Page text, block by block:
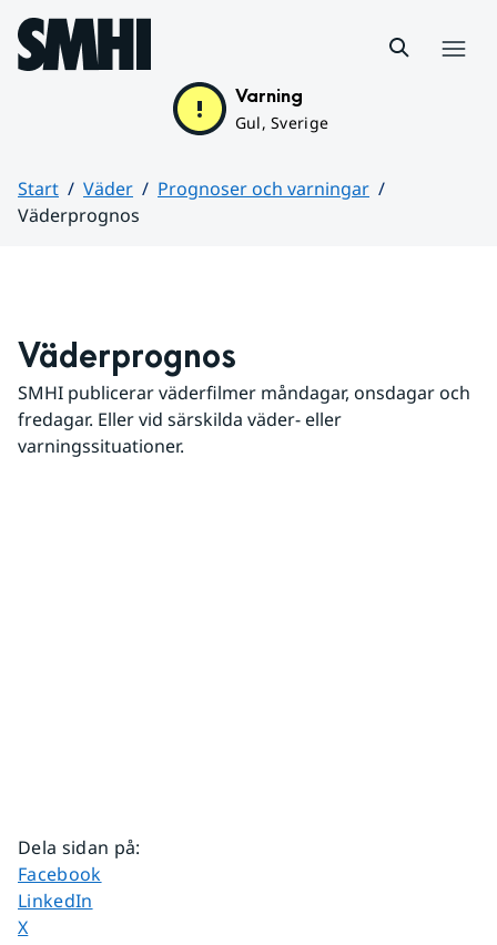
Hoppa till sidans innehåll
Varning
Gul, Sverige
Start Väder
Prognoser och varningar
Väderprognos
Väderprognos
SMHI publicerar väderfilmer måndagar, onsdagar och
fredagar. Eller vid särskilda väder- eller
varningssituationer.
Dela sidan på:
Dela sidan på
Facebook
Dela sidan på
LinkedIn
Dela sidan på
X